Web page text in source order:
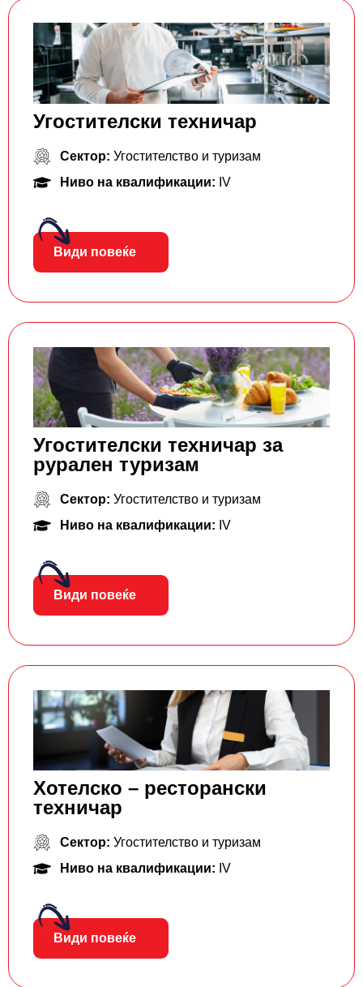
Угостителски техничар
Сектор: Угостителство и туризам
Ниво на квалификации: IV
Види повеќе
Угостителски техничар за
рурален туризам
Сектор: Угостителство и туризам
Ниво на квалификации: IV
Види повеќе
Хотелско – ресторански
техничар
Сектор: Угостителство и туризам
Ниво на квалификации: IV
Види повеќе